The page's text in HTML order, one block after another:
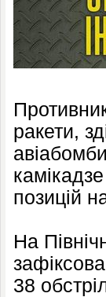
ракети,
позицій
На
38